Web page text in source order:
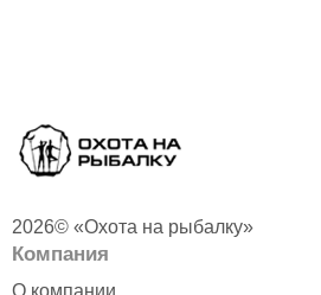
2026© «Охота на рыбалку»
Компания
О компании